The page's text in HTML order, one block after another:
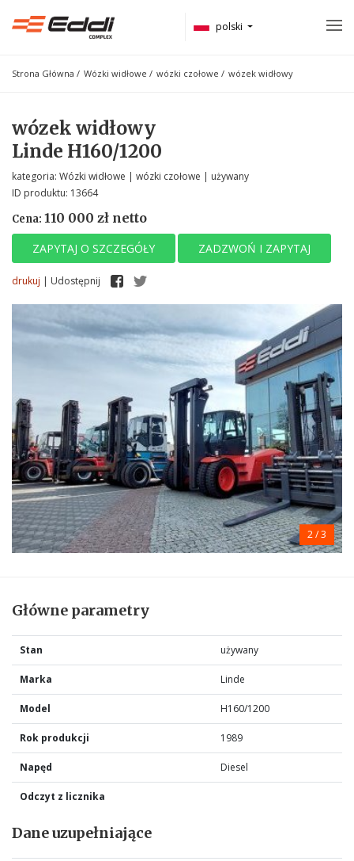
polski
Strona Główna / Wózki widłowe / wózki czołowe / wózek widłowy
2/ 3
wózek widłowy
Linde H160/1200
kategoria: Wózki widłowe | wózki czołowe | używany
ID produktu: 13664
Cena: 110 000 zł netto
ZAPYTAJ O SZCZEGÓŁY ZADZWOŃ I ZAPYTAJ
drukuj | Udostępnij
Główne parametry
Stan używany
Marka Linde
Model H160/1200
Rok produkcji 1989
Napęd Diesel
Odczyt z licznika
Dane uzupełniające